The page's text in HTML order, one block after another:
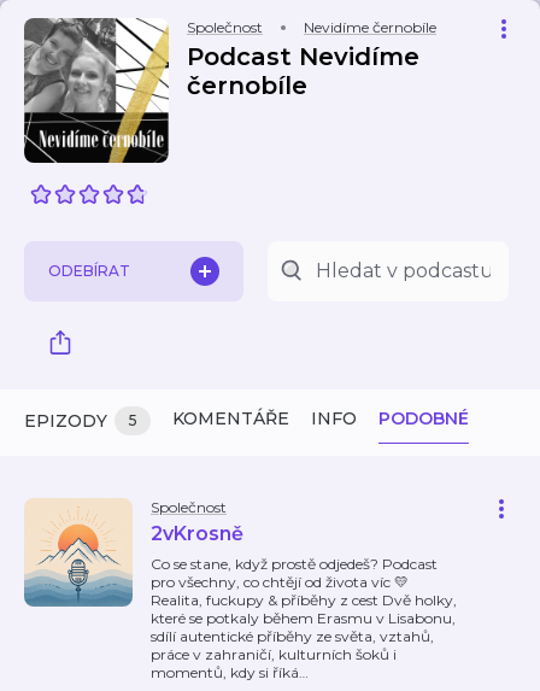
Společnost Nevidíme černobíle
Podcast Nevidíme
černobíle
ODEBÍRAT
EPIZODY 5 KOMENTÁŘE INFO PODOBNÉ
Společnost
2vKrosně
Co se stane, když prostě odjedeš? Podcast
pro všechny, co chtějí od života víc 💛
Realita, fuckupy & příběhy z cest Dvě holky,
které se potkaly během Erasmu v Lisabonu,
sdílí autentické příběhy ze světa, vztahů,
práce v zahraničí, kulturních šoků i
momentů, kdy si říká…